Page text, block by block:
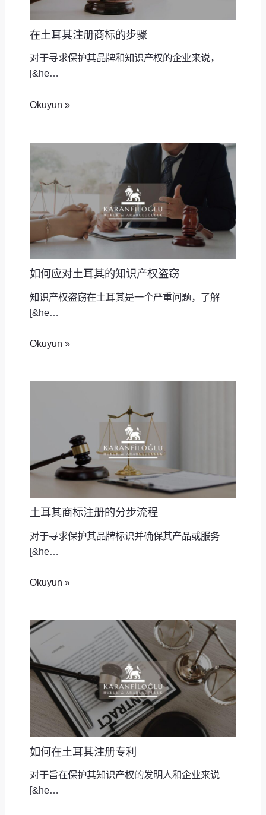
在土耳其注册商标的步骤
对于寻求保护其品牌和知识产权的企业来说，
[&he…
Okuyun »
如何应对土耳其的知识产权盗窃
知识产权盗窃在土耳其是一个严重问题，了解
[&he…
Okuyun »
土耳其商标注册的分步流程
对于寻求保护其品牌标识并确保其产品或服务
[&he…
Okuyun »
如何在土耳其注册专利
对于旨在保护其知识产权的发明人和企业来说
[&he…